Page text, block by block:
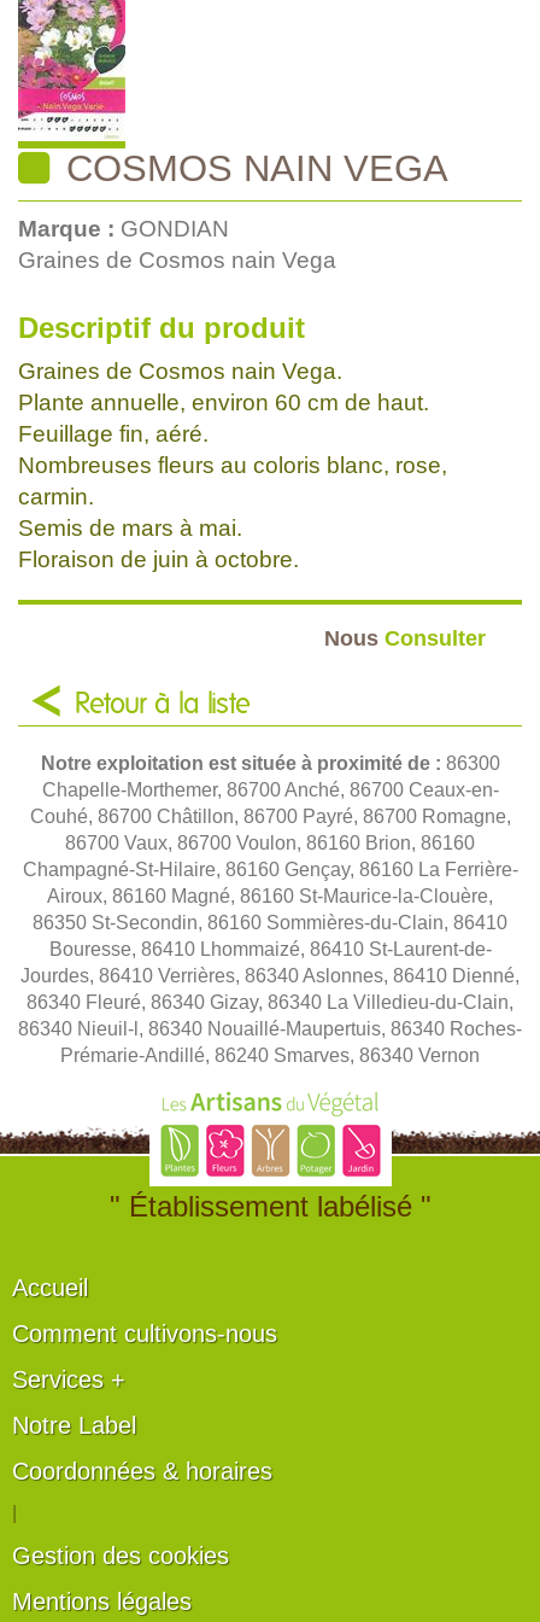
COSMOS NAIN VEGA
Marque : GONDIAN
Graines de Cosmos nain Vega
Descriptif du produit
Graines de Cosmos nain Vega.
Plante annuelle, environ 60 cm de haut.
Feuillage fin, aéré.
Nombreuses fleurs au coloris blanc, rose,
carmin.
Semis de mars à mai.
Floraison de juin à octobre.
Nous Consulter
Retour à la liste
Notre exploitation est située à proximité de : 86300
Chapelle-Morthemer, 86700 Anché, 86700 Ceaux-en-
Couhé, 86700 Châtillon, 86700 Payré, 86700 Romagne,
86700 Vaux, 86700 Voulon, 86160 Brion, 86160
Champagné-St-Hilaire, 86160 Gençay, 86160 La Ferrière-
Airoux, 86160 Magné, 86160 St-Maurice-la-Clouère,
86350 St-Secondin, 86160 Sommières-du-Clain, 86410
Bouresse, 86410 Lhommaizé, 86410 St-Laurent-de-
Jourdes, 86410 Verrières, 86340 Aslonnes, 86410 Dienné,
86340 Fleuré, 86340 Gizay, 86340 La Villedieu-du-Clain,
86340 Nieuil-l, 86340 Nouaillé-Maupertuis, 86340 Roches-
Prémarie-Andillé, 86240 Smarves, 86340 Vernon
" Établissement labélisé "
Accueil
Comment cultivons-nous
Services +
Notre Label
Coordonnées & horaires
Gestion des cookies
Mentions légales